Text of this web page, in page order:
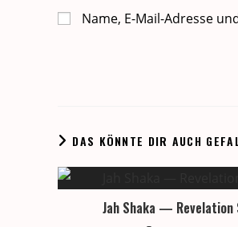
Namen
oder
Name, E-Mail-Adresse
DAS KÖNNTE DIR AUCH
Jah Shaka — Revelation